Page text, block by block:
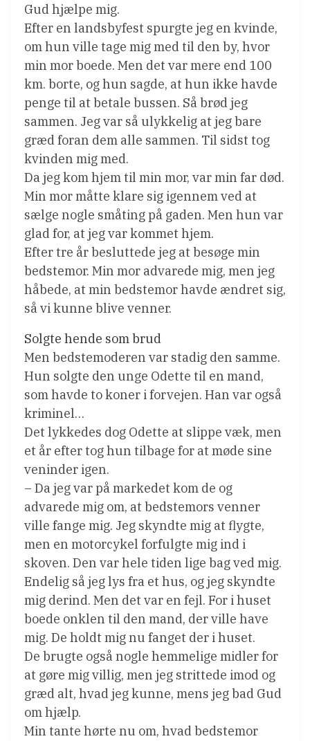
Gud hjælpe mig.
Efter en landsbyfest spurgte jeg en kvinde,
om hun ville tage mig med til den by, hvor
min mor boede. Men det var mere end 100
km. borte, og hun sagde, at hun ikke havde
penge til at betale bussen. Så brød jeg
sammen. Jeg var så ulykkelig at jeg bare
græd foran dem alle sammen. Til sidst tog
kvinden mig med.
Da jeg kom hjem til min mor, var min far død.
Min mor måtte klare sig igennem ved at
sælge nogle småting på gaden. Men hun var
glad for, at jeg var kommet hjem.
Efter tre år besluttede jeg at besøge min
bedstemor. Min mor advarede mig, men jeg
håbede, at min bedstemor havde ændret sig,
så vi kunne blive venner.
Solgte hende som brud
Men bedstemoderen var stadig den samme.
Hun solgte den unge Odette til en mand,
som havde to koner i forvejen. Han var også
kriminel…
Det lykkedes dog Odette at slippe væk, men
et år efter tog hun tilbage for at møde sine
veninder igen.
– Da jeg var på markedet kom de og
advarede mig om, at bedstemors venner
ville fange mig. Jeg skyndte mig at flygte,
men en motorcykel forfulgte mig ind i
skoven. Den var hele tiden lige bag ved mig.
Endelig så jeg lys fra et hus, og jeg skyndte
mig derind. Men det var en fejl. For i huset
boede onklen til den mand, der ville have
mig. De holdt mig nu fanget der i huset.
De brugte også nogle hemmelige midler for
at gøre mig villig, men jeg strittede imod og
græd alt, hvad jeg kunne, mens jeg bad Gud
om hjælp.
Min tante hørte nu om, hvad bedstemor